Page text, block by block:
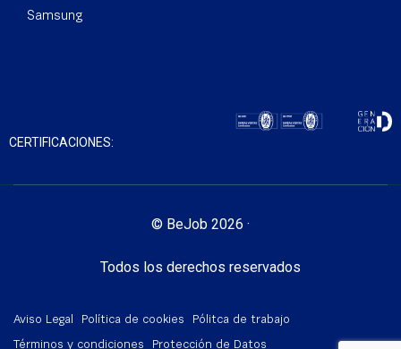
Samsung
CERTIFICACIONES:
© BeJob 2026 ·
Todos los derechos reservados
Aviso Legal Política de cookies Pólitca de trabajo
Términos y condiciones Protección de Datos